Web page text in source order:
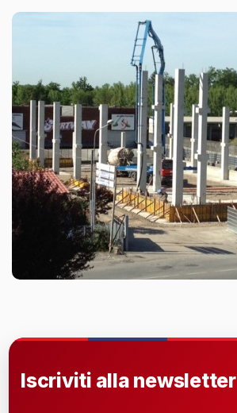
Iscriviti alla newsletter